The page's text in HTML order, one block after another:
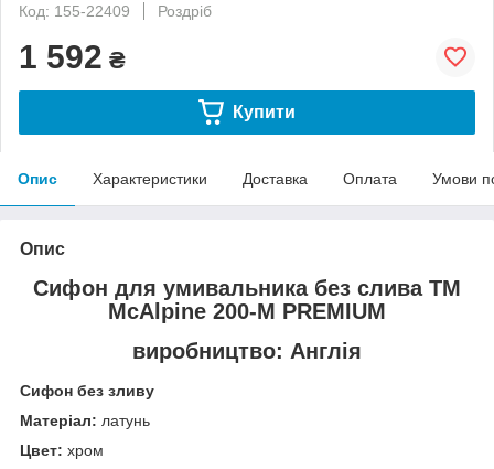
Код: 155-22409
Роздріб
1 592 ₴
Купити
Опис Характеристики Доставка Оплата Умови
Опис
Сифон для умивальника без слива ТМ
McAlpine 200-M PREMIUM
виробництво: Англія
Сифон без зливу
Матеріал: латунь
Цвет: хром